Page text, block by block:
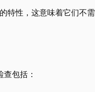
特性，这意味着它们不需
包括：